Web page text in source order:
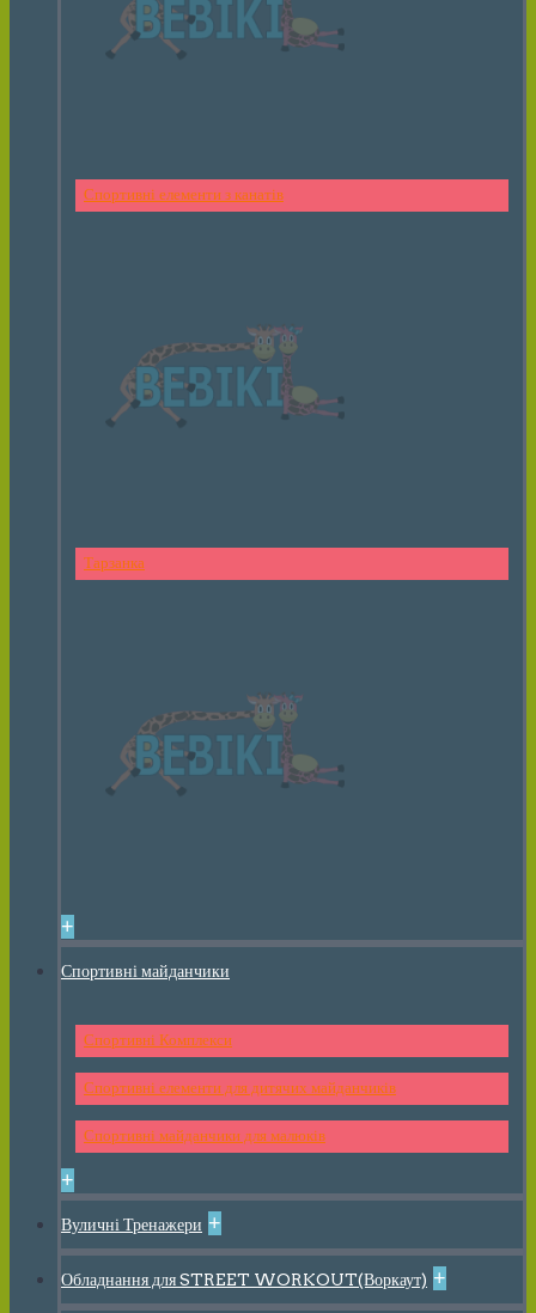
Спортивні елементи з канатів
Тарзанка
+
Спортивні майданчики
Спортивні Комплекси
Спортивні елементи для дитячих майданчиків
Спортивні майданчики для малюків
+
Вуличні Тренажери +
Обладнання для STREET WORKOUT(Воркаут) +